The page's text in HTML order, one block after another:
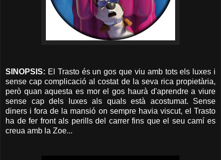
SINOPSIS: El Trasto és un gos que viu amb tots els luxes i
sense cap complicació al costat de la seva rica propietària,
però quan aquesta es mor el gos haurà d'aprendre a viure
sense cap dels luxes als quals està acostumat. Sense
diners i fora de la mansió on sempre havia viscut, el Trasto
ha de fer front als perills del carrer fins que el seu camí es
creua amb la Zoe...